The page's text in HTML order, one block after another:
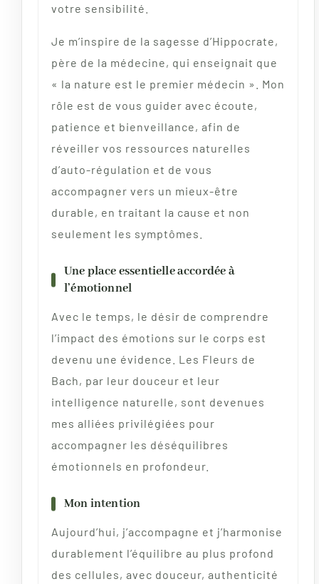
votre sensibilité.
Je m’inspire de la sagesse d’Hippocrate,
père de la médecine, qui enseignait que
« la nature est le premier médecin ». Mon
rôle est de vous guider avec écoute,
patience et bienveillance, afin de
réveiller vos ressources naturelles
d’auto-régulation et de vous
accompagner vers un mieux-être
durable, en traitant la cause et non
seulement les symptômes.
Une place essentielle accordée à
l’émotionnel
Avec le temps, le désir de comprendre
l’impact des émotions sur le corps est
devenu une évidence. Les Fleurs de
Bach, par leur douceur et leur
intelligence naturelle, sont devenues
mes alliées privilégiées pour
accompagner les déséquilibres
émotionnels en profondeur.
Mon intention
Aujourd’hui, j’accompagne et j’harmonise
durablement l’équilibre au plus profond
des cellules, avec douceur, authenticité